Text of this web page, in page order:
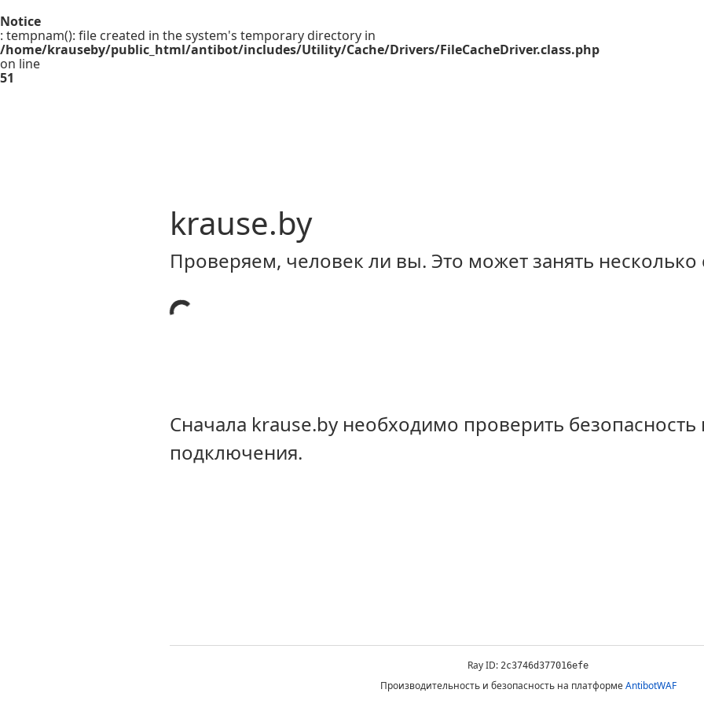
Notice
: tempnam(): file created in the system's temporary directory in
/home/krauseby/public_html/antibot/includes/Utility/Cache/Drivers/FileCacheDriver.class.php
on line
51
krause.by
Проверяем, человек ли вы. Это может занять несколько
Сначала krause.by необходимо проверить безопасность
подключения.
Ray ID: 2c3746d377016efe
Производительность и безопасность на платформе AntibotWAF